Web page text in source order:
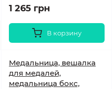
1 265 грн
В корзину
Медальница, вешалка
для медалей,
медальница бокс,